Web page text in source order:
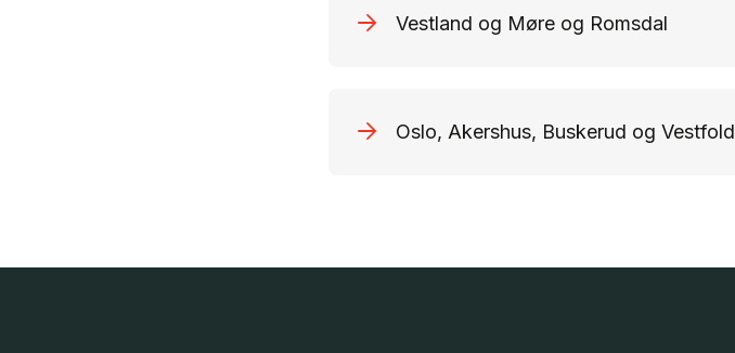
Vestland og Møre og Romsdal
Oslo, Akershus, Buskerud og Vestfold